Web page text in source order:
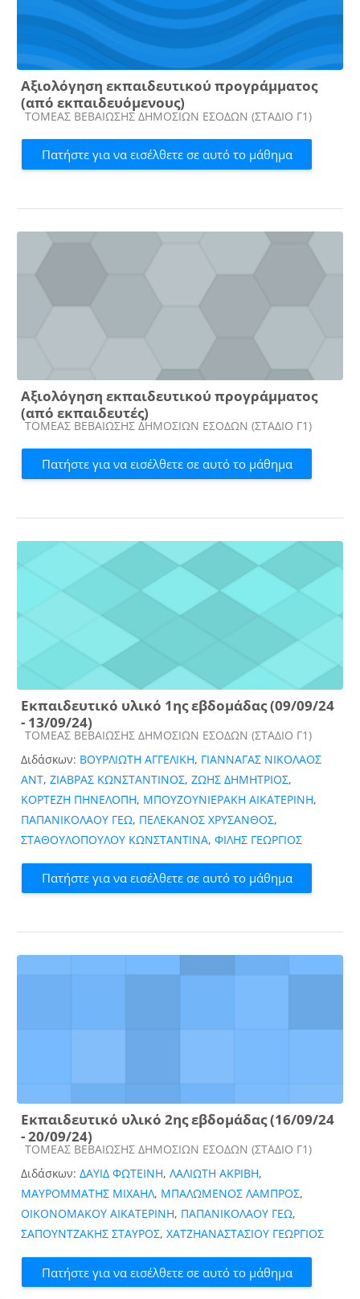
Αξιολόγηση εκπαιδευτικού προγράμματος
(από εκπαιδευόμενους)
Κατηγορία μαθήματος
ΤΟΜΕΑΣ ΒΕΒΑΙΩΣΗΣ ΔΗΜΟΣΙΩΝ ΕΣΟΔΩΝ (ΣΤΑΔΙΟ Γ1)
Πατήστε για να εισέλθετε σε αυτό το μάθημα
Αξιολόγηση εκπαιδευτικού προγράμματος
(από εκπαιδευτές)
Κατηγορία μαθήματος
ΤΟΜΕΑΣ ΒΕΒΑΙΩΣΗΣ ΔΗΜΟΣΙΩΝ ΕΣΟΔΩΝ (ΣΤΑΔΙΟ Γ1)
Πατήστε για να εισέλθετε σε αυτό το μάθημα
Εκπαιδευτικό υλικό 1ης εβδομάδας (09/09/24
- 13/09/24)
Κατηγορία μαθήματος
ΤΟΜΕΑΣ ΒΕΒΑΙΩΣΗΣ ΔΗΜΟΣΙΩΝ ΕΣΟΔΩΝ (ΣΤΑΔΙΟ Γ1)
Διδάσκων: ΒΟΥΡΛΙΩΤΗ ΑΓΓΕΛΙΚΗ, ΓΙΑΝΝΑΓΑΣ ΝΙΚΟΛΑΟΣ
ΑΝΤ, ΖΙΑΒΡΑΣ ΚΩΝΣΤΑΝΤΙΝΟΣ, ΖΩΗΣ ΔΗΜΗΤΡΙΟΣ,
ΚΟΡΤΕΖΗ ΠΗΝΕΛΟΠΗ, ΜΠΟΥΖΟΥΝΙΕΡΑΚΗ ΑΙΚΑΤΕΡΙΝΗ,
ΠΑΠΑΝΙΚΟΛΑΟΥ ΓΕΩ, ΠΕΛΕΚΑΝΟΣ ΧΡΥΣΑΝΘΟΣ,
ΣΤΑΘΟΥΛΟΠΟΥΛΟΥ ΚΩΝΣΤΑΝΤΙΝΑ, ΦΙΛΗΣ ΓΕΩΡΓΙΟΣ
Πατήστε για να εισέλθετε σε αυτό το μάθημα
Εκπαιδευτικό υλικό 2ης εβδομάδας (16/09/24
- 20/09/24)
Κατηγορία μαθήματος
ΤΟΜΕΑΣ ΒΕΒΑΙΩΣΗΣ ΔΗΜΟΣΙΩΝ ΕΣΟΔΩΝ (ΣΤΑΔΙΟ Γ1)
Διδάσκων: ΔΑΥΙΔ ΦΩΤΕΙΝΗ, ΛΑΛΙΩΤΗ ΑΚΡΙΒΗ,
ΜΑΥΡΟΜΜΑΤΗΣ ΜΙΧΑΗΛ, ΜΠΑΛΩΜΕΝΟΣ ΛΑΜΠΡΟΣ,
ΟΙΚΟΝΟΜΑΚΟΥ ΑΙΚΑΤΕΡΙΝΗ, ΠΑΠΑΝΙΚΟΛΑΟΥ ΓΕΩ,
ΣΑΠΟΥΝΤΖΑΚΗΣ ΣΤΑΥΡΟΣ, ΧΑΤΖΗΑΝΑΣΤΑΣΙΟΥ ΓΕΩΡΓΙΟΣ
Πατήστε για να εισέλθετε σε αυτό το μάθημα